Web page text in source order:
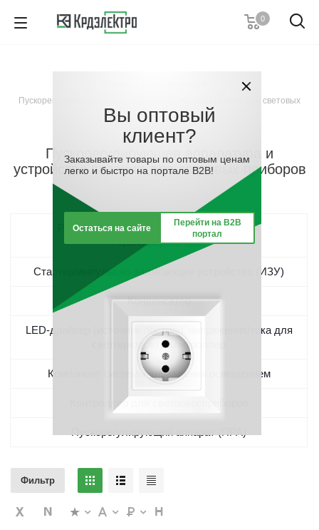
0
Пускорегулирующая аппаратура и устройства питания для световых
приборов
Пускорегулирующая аппаратура и
устройства питания для световых приборов
Распределительный клеммный блок для
трансформатора
Стартер/импульсно-зажигающее устройство (ИЗУ)
Конденсатор
LED-драйвер (источник постоян. напряжения/тока для
светодиодов) / Контроллер
Компонент системы управления освещением
Контроллер для световых приборов
Фильтр
Вы оптовый
клиент?
Заказывайте товары по оптовым ценам
легко и быстро на портале B2B!
Остаться на сайте
Перейти на B2B
портал